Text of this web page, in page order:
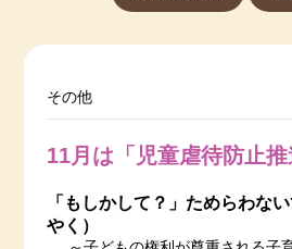
その他
11月は「児童虐待防止
「もしかして？」ためらわな
やく）